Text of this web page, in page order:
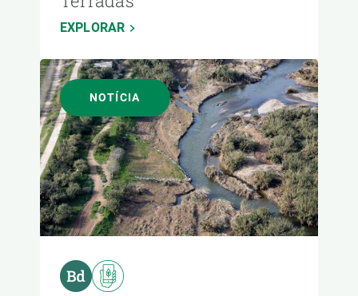
EXPLORAR
NOTÍCIA